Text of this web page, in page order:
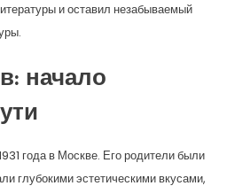
и оставил незабываемый
начало
года в Москве. Его родители были
глубокими эстетическими вкусами,